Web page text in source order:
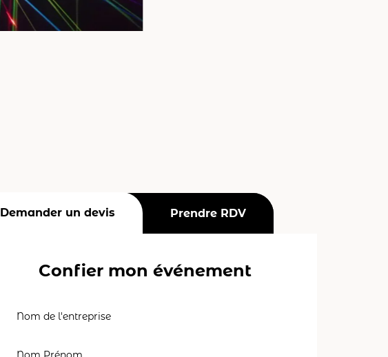
Demander un devis Prendre RDV
Confier mon événement